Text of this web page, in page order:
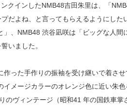
クインしたNMB48吉田朱里は、「
だよね、と言ってもらえるようにした
、NMB48 渋谷凪咲は「ビッグな人間
いました。
った手作りの振袖を受け継いで着させ
メージカラーのオレンジ色に近い朱色
ヴィンテージ（昭和41 年の国鉄車掌